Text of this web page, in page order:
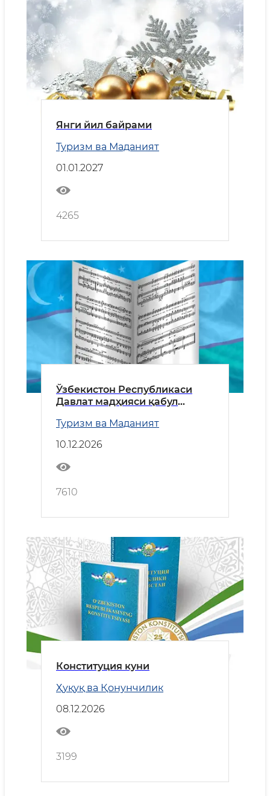
Янги йил байрами
Туризм ва Маданият
01.01.2027
4265
Ўзбекистон Республикаси
Давлат мадҳияси қабул
Туризм ва Маданият
10.12.2026
7610
Конституция куни
Ҳуқуқ ва Қонунчилик
08.12.2026
3199